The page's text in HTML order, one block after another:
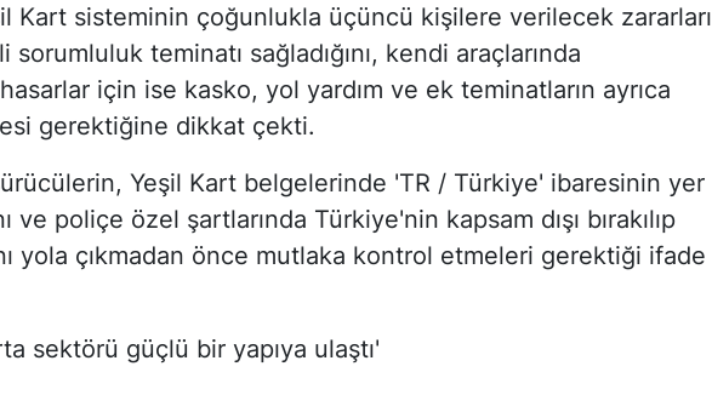
Kart sisteminin çoğunlukla üçüncü kişilere verilecek zararları
sorumluluk teminatı sağladığını, kendi araçlarında
için ise kasko, yol yardım ve ek teminatların ayrıca
gerektiğine dikkat çekti.
Yeşil Kart belgelerinde 'TR / Türkiye' ibaresinin yer
ve poliçe özel şartlarında Türkiye'nin kapsam dışı bırakılıp
yola çıkmadan önce mutlaka kontrol etmeleri gerektiği ifade
sektörü güçlü bir yapıya ulaştı'